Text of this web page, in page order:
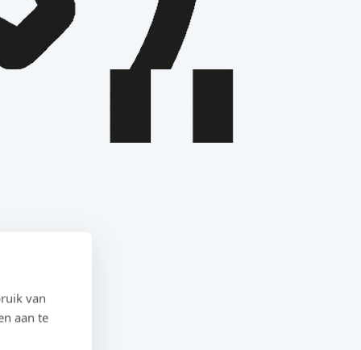
van
aan te